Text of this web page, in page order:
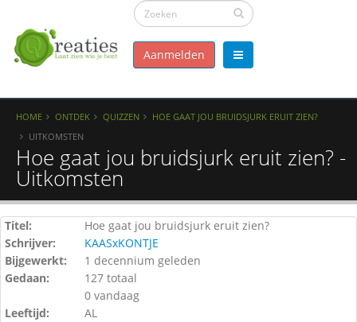
Aanmelden
HOME ONTDEK QUIZZEN
HOE GAAT JOU BRUIDSJURK ERUIT ZIEN?
UITKOMSTEN
Hoe gaat jou bruidsjurk eruit zien? -
Uitkomsten
Titel:
Hoe gaat jou bruidsjurk eruit zien?
Schrijver:
KAASxKONTJE
Bijgewerkt:
1 decennium geleden
Gedaan:
127 totaal
0 vandaag
Leeftijd:
AL